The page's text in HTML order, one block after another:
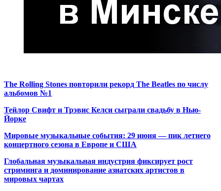
The Rolling Stones повторили рекорд The Beatles по числу
альбомов №1
Тейлор Свифт и Трэвис Келси сыграли свадьбу в Нью-
Йорке
Мировые музыкальные события: 29 июня — пик летнего
концертного сезона в Европе и США
Глобальная музыкальная индустрия фиксирует рост
стриминга и доминирование азиатских артистов в
мировых чартах